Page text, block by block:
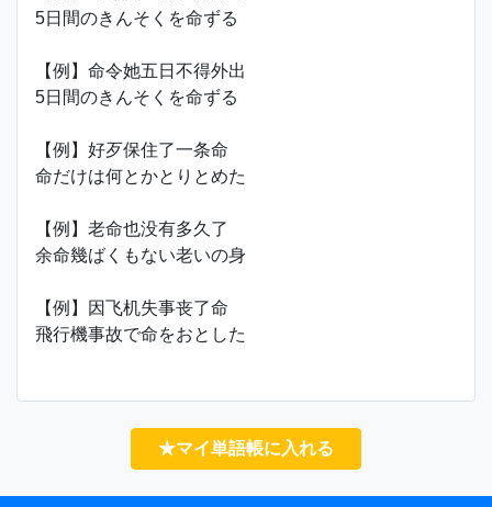
5日間のきんそくを命ずる
【例】命令她五日不得外出
5日間のきんそくを命ずる
【例】好歹保住了一条命
命だけは何とかとりとめた
【例】老命也没有多久了
余命幾ばくもない老いの身
【例】因飞机失事丧了命
飛行機事故で命をおとした
★マイ単語帳に入れる